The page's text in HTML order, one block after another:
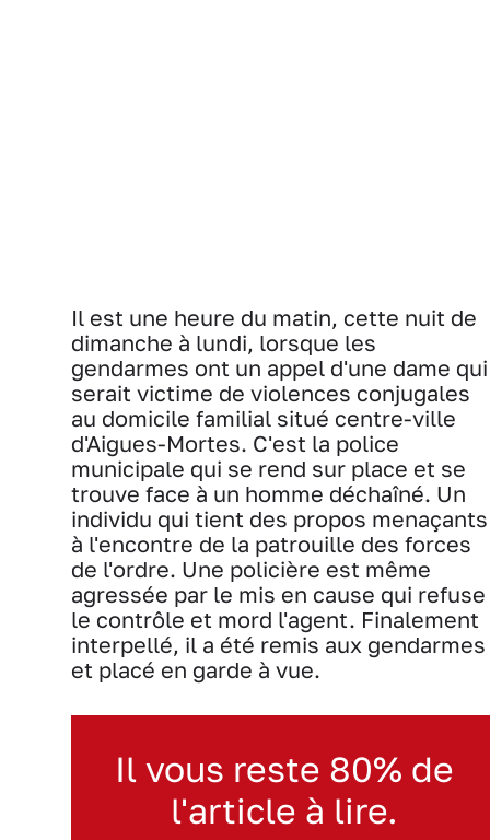
Il est une heure du matin, cette nuit de
dimanche à lundi, lorsque les
gendarmes ont un appel d'une dame qui
serait victime de violences conjugales
au domicile familial situé centre-ville
d'Aigues-Mortes. C'est la police
municipale qui se rend sur place et se
trouve face à un homme déchaîné. Un
individu qui tient des propos menaçants
à l'encontre de la patrouille des forces
de l'ordre. Une policière est même
agressée par le mis en cause qui refuse
le contrôle et mord l'agent. Finalement
interpellé, il a été remis aux gendarmes
et placé en garde à vue.
Il vous reste 80% de
l'article à lire.